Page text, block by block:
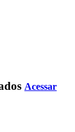
Acessar